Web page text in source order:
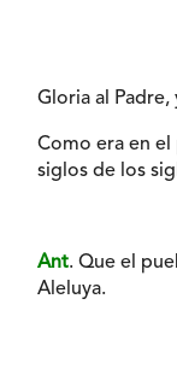
Gloria al Padre,
Como era en
siglos de los
Ant. Que el
Aleluya.